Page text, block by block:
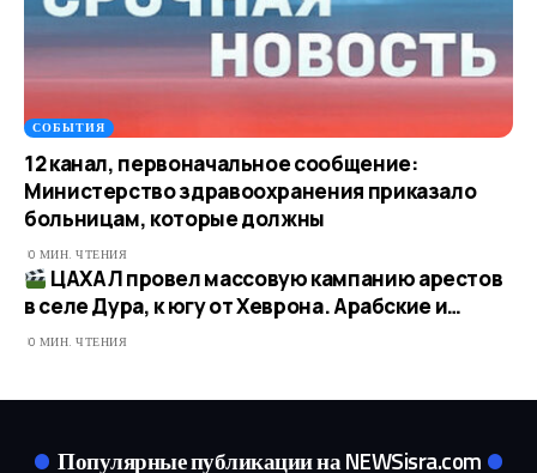
СОБЫТИЯ
12 канал, первоначальное сообщение:
Министерство здравоохранения приказало
больницам, которые должны
0 МИН. ЧТЕНИЯ
ЦАХАЛ провел массовую кампанию арестов
в селе Дура, к югу от Хеврона. Арабские и…​
0 МИН. ЧТЕНИЯ
Популярные публикации на NEWSisra.com